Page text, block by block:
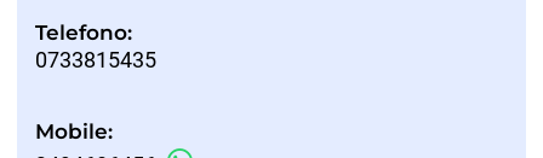
Telefono:
0733815435
Mobile: